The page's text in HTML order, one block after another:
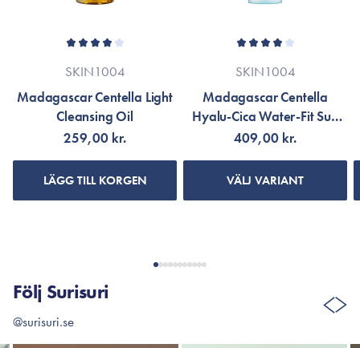
SKIN1004
Madagascar Centella Light
Cleansing Oil
259,00 kr.
LÄGG TILL KORGEN
SKIN1004
Madagascar Centella
Hyalu-Cica Water-Fit Sun
Cream SPF50+ PA++++
409,00 kr.
VÄLJ VARIANT
Följ Surisuri
@surisuri.se